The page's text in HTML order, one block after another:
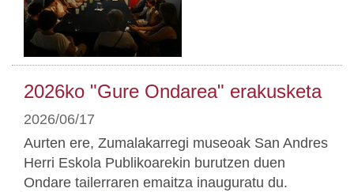
2026ko "Gure Ondarea" erakusketa
2026/06/17
Aurten ere, Zumalakarregi museoak San Andres
Herri Eskola Publikoarekin burutzen duen
Ondare tailerraren emaitza inauguratu du.